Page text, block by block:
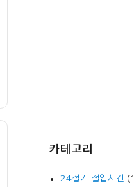
카테고리
24절기 절입시간